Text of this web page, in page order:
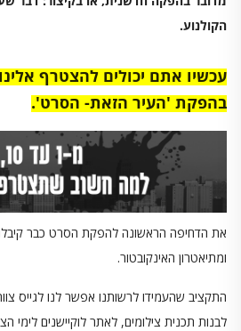
הקולנוע.
עכשיו אתם יכולים להצטרף
בהפקת 'העיר הזאת- הסרט'.
את הדחיפה הראשונה להפקת הסרט כבר
ומתיאטרון האינקובטור.
התקציב שהעמידו לרשותנו אפשר לנו לגייס
לבנות תכנית צילומים, לאתר לוקיישנים לימי